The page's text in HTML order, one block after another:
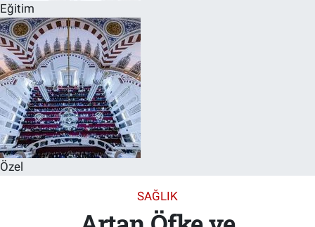
Eğitim
Özel
SAĞLIK